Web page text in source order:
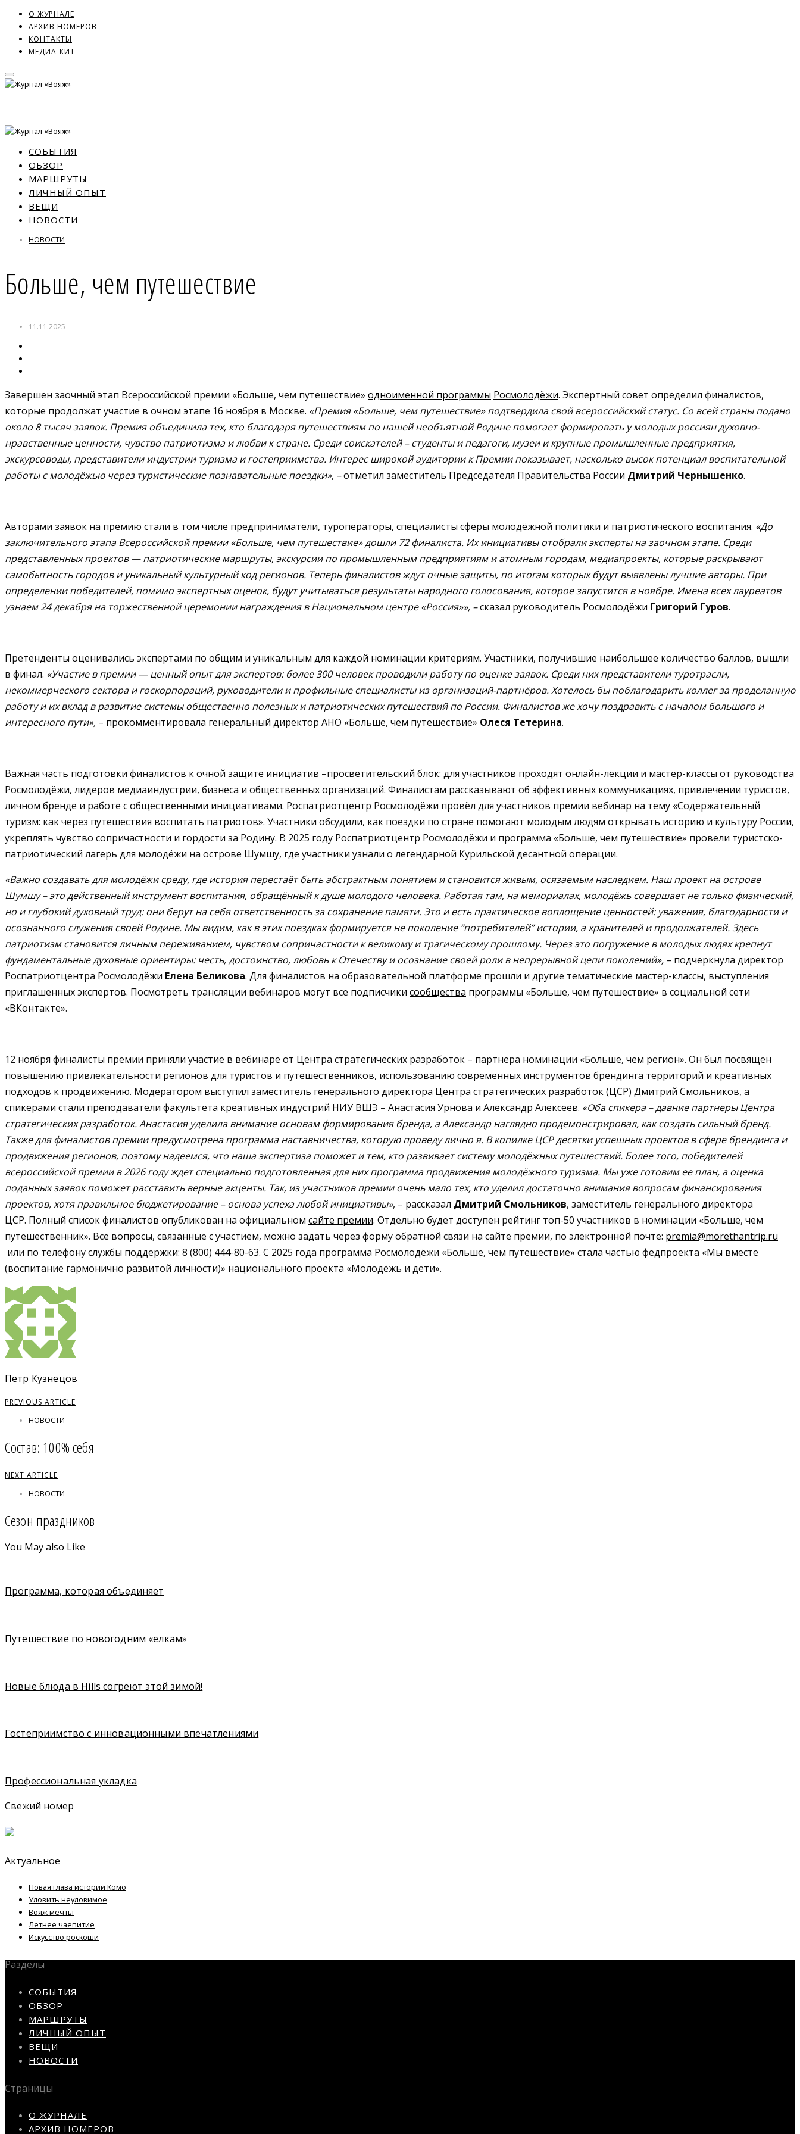
О ЖУРНАЛЕ
АРХИВ НОМЕРОВ
КОНТАКТЫ
МЕДИА-КИТ
СОБЫТИЯ
ОБЗОР
МАРШРУТЫ
ЛИЧНЫЙ ОПЫТ
ВЕЩИ
НОВОСТИ
НОВОСТИ
Больше, чем путешествие
11.11.2025
Завершен заочный этап Всероссийской премии «Больше, чем путешествие» одноименной программы Росмолодёжи. Экспертный совет определил финалистов,
которые продолжат участие в очном этапе 16 ноября в Москве. «Премия «Больше, чем путешествие» подтвердила свой всероссийский статус. Со всей страны подано
около 8 тысяч заявок. Премия объединила тех, кто благодаря путешествиям по нашей необъятной Родине помогает формировать у молодых россиян духовно-
нравственные ценности, чувство патриотизма и любви к стране. Среди соискателей – студенты и педагоги, музеи и крупные промышленные предприятия,
экскурсоводы, представители индустрии туризма и гостеприимства. Интерес широкой аудитории к Премии показывает, насколько высок потенциал воспитательной
работы с молодёжью через туристические познавательные поездки», –отметил заместитель Председателя Правительства России Дмитрий Чернышенко.
Авторами заявок на премию стали в том числе предприниматели, туроператоры, специалисты сферы молодёжной политики и патриотического воспитания. «До
заключительного этапа Всероссийской премии «Больше, чем путешествие» дошли 72 финалиста. Их инициативы отобрали эксперты на заочном этапе. Среди
представленных проектов — патриотические маршруты, экскурсии по промышленным предприятиям и атомным городам, медиапроекты, которые раскрывают
самобытность городов и уникальный культурный код регионов. Теперь финалистов ждут очные защиты, по итогам которых будут выявлены лучшие авторы. При
определении победителей, помимо экспертных оценок, будут учитываться результаты народного голосования, которое запустится в ноябре. Имена всех лауреатов
узнаем 24 декабря на торжественной церемонии награждения в Национальном центре «Россия»», –сказал руководитель Росмолодёжи Григорий Гуров.
Претенденты оценивались экспертами по общим и уникальным для каждой номинации критериям. Участники, получившие наибольшее количество баллов, вышли
в финал. «Участие в премии — ценный опыт для экспертов: более 300 человек проводили работу по оценке заявок. Среди них представители туротрасли,
некоммерческого сектора и госкорпораций, руководители и профильные специалисты из организаций-партнёров. Хотелось бы поблагодарить коллег за проделанную
работу и их вклад в развитие системы общественно полезных и патриотических путешествий по России. Финалистов же хочу поздравить с началом большого и
интересного пути», – прокомментировала генеральный директор АНО «Больше, чем путешествие» Олеся Тетерина.
Важная часть подготовки финалистов к очной защите инициатив –просветительский блок: для участников проходят онлайн-лекции и мастер-классы от руководства
Росмолодёжи, лидеров медиаиндустрии, бизнеса и общественных организаций. Финалистам рассказывают об эффективных коммуникациях, привлечении туристов,
личном бренде и работе с общественными инициативами. Роспатриотцентр Росмолодёжи провёл для участников премии вебинар на тему «Содержательный
туризм: как через путешествия воспитать патриотов». Участники обсудили, как поездки по стране помогают молодым людям открывать историю и культуру России,
укреплять чувство сопричастности и гордости за Родину. В 2025 году Роспатриотцентр Росмолодёжи и программа «Больше, чем путешествие» провели туристско-
патриотический лагерь для молодёжи на острове Шумшу, где участники узнали о легендарной Курильской десантной операции.
«Важно создавать для молодёжи среду, где история перестаёт быть абстрактным понятием и становится живым, осязаемым наследием. Наш проект на острове
Шумшу – это действенный инструмент воспитания, обращённый к душе молодого человека. Работая там, на мемориалах, молодёжь совершает не только физический,
но и глубокий духовный труд: они берут на себя ответственность за сохранение памяти. Это и есть практическое воплощение ценностей: уважения, благодарности и
осознанного служения своей Родине. Мы видим, как в этих поездках формируется не поколение “потребителей” истории, а хранителей и продолжателей. Здесь
патриотизм становится личным переживанием, чувством сопричастности к великому и трагическому прошлому. Через это погружение в молодых людях крепнут
фундаментальные духовные ориентиры: честь, достоинство, любовь к Отечеству и осознание своей роли в непрерывной цепи поколений», – подчеркнула директор
Роспатриотцентра Росмолодёжи Елена Беликова. Для финалистов на образовательной платформе прошли и другие тематические мастер-классы, выступления
приглашенных экспертов. Посмотреть трансляции вебинаров могут все подписчики сообщества программы «Больше, чем путешествие» в социальной сети
«ВКонтакте».
12 ноября финалисты премии приняли участие в вебинаре от Центра стратегических разработок – партнера номинации «Больше, чем регион». Он был посвящен
повышению привлекательности регионов для туристов и путешественников, использованию современных инструментов брендинга территорий и креативных
подходов к продвижению. Модератором выступил заместитель генерального директора Центра стратегических разработок (ЦСР) Дмитрий Смольников, а
спикерами стали преподаватели факультета креативных индустрий НИУ ВШЭ – Анастасия Урнова и Александр Алексеев. «Оба спикера – давние партнеры Центра
стратегических разработок. Анастасия уделила внимание основам формирования бренда, а Александр наглядно продемонстрировал, как создать сильный бренд.
Также для финалистов премии предусмотрена программа наставничества, которую проведу лично я. В копилке ЦСР десятки успешных проектов в сфере брендинга и
продвижения регионов, поэтому надеемся, что наша экспертиза поможет и тем, кто развивает систему молодёжных путешествий. Более того, победителей
всероссийской премии в 2026 году ждет специально подготовленная для них программа продвижения молодёжного туризма. Мы уже готовим ее план, а оценка
поданных заявок поможет расставить верные акценты. Так, из участников премии очень мало тех, кто уделил достаточно внимания вопросам финансирования
проектов, хотя правильное бюджетирование – основа успеха любой инициативы», – рассказал Дмитрий Смольников, заместитель генерального директора
ЦСР. Полный список финалистов опубликован на официальном сайте премии. Отдельно будет доступен рейтинг топ-50 участников в номинации «Больше, чем
путешественник». Все вопросы, связанные с участием, можно задать через форму обратной связи на сайте премии, по электронной почте: premia@morethantrip.ru
или по телефону службы поддержки: 8 (800) 444-80-63. С 2025 года программа Росмолодёжи «Больше, чем путешествие» стала частью федпроекта «Мы вместе
(воспитание гармонично развитой личности)» национального проекта «Молодёжь и дети».
Петр Кузнецов
PREVIOUS ARTICLE
НОВОСТИ
Состав: 100% себя
NEXT ARTICLE
НОВОСТИ
Сезон праздников
You May also Like
Программа, которая объединяет
Путешествие по новогодним «елкам»
Новые блюда в Hills согреют этой зимой!
Гостеприимство с инновационными впечатлениями
Профессиональная укладка
Свежий номер
Актуальное
Новая глава истории Комо
Уловить неуловимое
Вояж мечты
Летнее чаепитие
Искусство роскоши
Разделы
СОБЫТИЯ
ОБЗОР
МАРШРУТЫ
ЛИЧНЫЙ ОПЫТ
ВЕЩИ
НОВОСТИ
Страницы
О ЖУРНАЛЕ
АРХИВ НОМЕРОВ